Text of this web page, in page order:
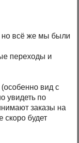
но всё же мы были
переходы и
вид с
увидеть по
заказы на
скоро будет